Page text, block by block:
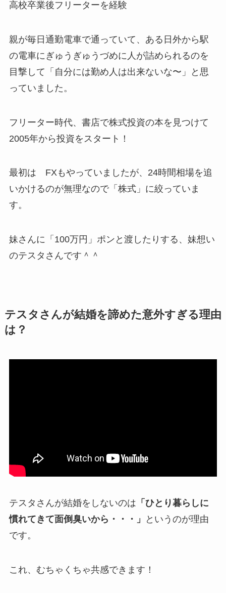
高校卒業後フリーターを経験
親が毎日通勤電車で通っていて、ある日外から駅
の電車にぎゅうぎゅうづめに人が詰められるのを
目撃して「自分には勤め人は出来ないな〜」と思
っていました。
フリーター時代、書店で株式投資の本を見つけて
2005年から投資をスタート！
最初は FXもやっていましたが、24時間相場を追
いかけるのが無理なので「株式」に絞っていま
す。
妹さんに「100万円」ポンと渡したりする、妹想い
のテスタさんです＾＾
テスタさんが結婚を諦めた意外すぎる理由
は？
テスタさんが結婚をしないのは 「ひとり暮らしに
慣れてきて面倒臭いから・・・」
というのが理由
です。
これ、むちゃくちゃ共感できます！